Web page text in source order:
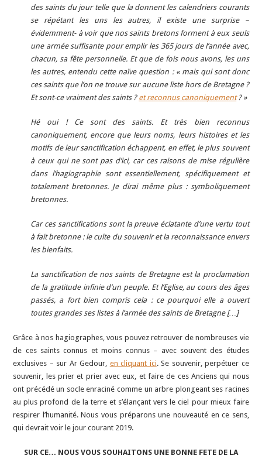
des saints du jour telle que la donnent les calendriers courants
se répétant les uns les autres, il existe une surprise –
évidemment- à voir que nos saints bretons forment à eux seuls
une armée suffisante pour emplir les 365 jours de l’année avec,
chacun, sa fête personnelle. Et que de fois nous avons, les uns
les autres, entendu cette naïve question : « mais qui sont donc
ces saints que l’on ne trouve sur aucune liste hors de Bretagne ?
Et sont-ce vraiment des saints ? et reconnus canoniquement? »
Hé oui ! Ce sont des saints. Et très bien reconnus
canoniquement, encore que leurs noms, leurs histoires et les
motifs de leur sanctification échappent, en effet, le plus souvent
à ceux qui ne sont pas d’ici, car ces raisons de mise régulière
dans l’hagiographie sont essentiellement, spécifiquement et
totalement bretonnes. Je dirai même plus : symboliquement
bretonnes.
Car ces sanctifications sont la preuve éclatante d’une vertu tout
à fait bretonne : le culte du souvenir et la reconnaissance envers
les bienfaits.
La sanctification de nos saints de Bretagne est la proclamation
de la gratitude infinie d’un peuple. Et l’Eglise, au cours des âges
passés, a fort bien compris cela : ce pourquoi elle a ouvert
toutes grandes ses listes à l’armée des saints de Bretagne […]
Grâce à nos hagiographes, vous pouvez retrouver de nombreuses vie
de ces saints connus et moins connus – avec souvent des études
exclusives – sur Ar Gedour, en cliquant ici. Se souvenir, perpétuer ce
souvenir, les prier et prier avec eux, et faire de ces Anciens qui nous
ont précédé un socle enraciné comme un arbre plongeant ses racines
au plus profond de la terre et s’élançant vers le ciel pour mieux faire
respirer l’humanité. Nous vous préparons une nouveauté en ce sens,
qui devrait voir le jour courant 2019.
SUR CE… NOUS VOUS SOUHAITONS UNE BONNE FETE DE LA